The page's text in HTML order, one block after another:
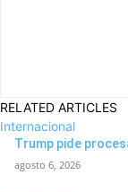
RELATED ARTICLES
Internacional
Trump pide
agosto 6, 2026